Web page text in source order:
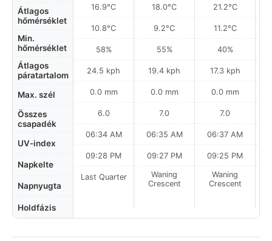
Átlagos
hőmérséklet
Min.
hőmérséklet
Átlagos
páratartalom
Max. szél
Összes
csapadék
UV-index
Napkelte
Napnyugta
Holdfázis
16.9°C
10.8°C
58%
24.5 kph
0.0 mm
6.0
06:34 AM
09:28 PM
Last Quarter
18.0°C
9.2°C
55%
19.4 kph
0.0 mm
7.0
06:35 AM
09:27 PM
Waning
Crescent
21.2°C
11.2°C
40%
17.3 kph
0.0 mm
7.0
06:37 AM
09:25 PM
Waning
Crescent